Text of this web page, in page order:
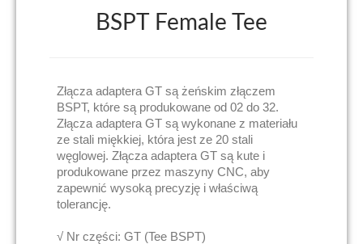
BSPT Female Tee
Złącza adaptera GT są żeńskim złączem
BSPT, które są produkowane od 02 do 32.
Złącza adaptera GT są wykonane z materiału
ze stali miękkiej, która jest ze 20 stali
węglowej. Złącza adaptera GT są kute i
produkowane przez maszyny CNC, aby
zapewnić wysoką precyzję i właściwą
tolerancję.
√ Nr części: GT (Tee BSPT)